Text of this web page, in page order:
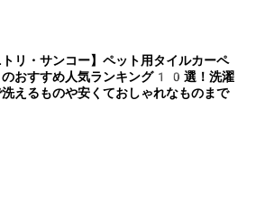
トリ・サンコー】ペット用タイルカーペ
のおすすめ人気ランキング10選！洗濯
えるものや安くておしゃれなものまで